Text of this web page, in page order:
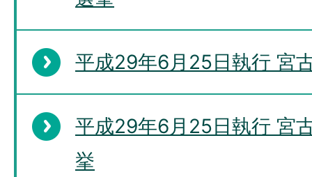
平成29年6月25日執行 宮
平成29年6月25日執行 宮
挙